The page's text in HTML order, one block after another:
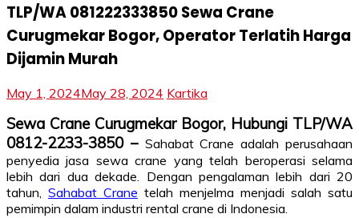
TLP/WA 081222333850 Sewa Crane
Curugmekar Bogor, Operator Terlatih Harga
Dijamin Murah
May 1, 2024May 28, 2024 Kartika
Sewa Crane Curugmekar Bogor, Hubungi TLP/WA
0812-2233-3850 – Sahabat Crane adalah perusahaan
penyedia jasa sewa crane yang telah beroperasi selama
lebih dari dua dekade. Dengan pengalaman lebih dari 20
tahun, Sahabat Crane telah menjelma menjadi salah satu
pemimpin dalam industri rental crane di Indonesia.